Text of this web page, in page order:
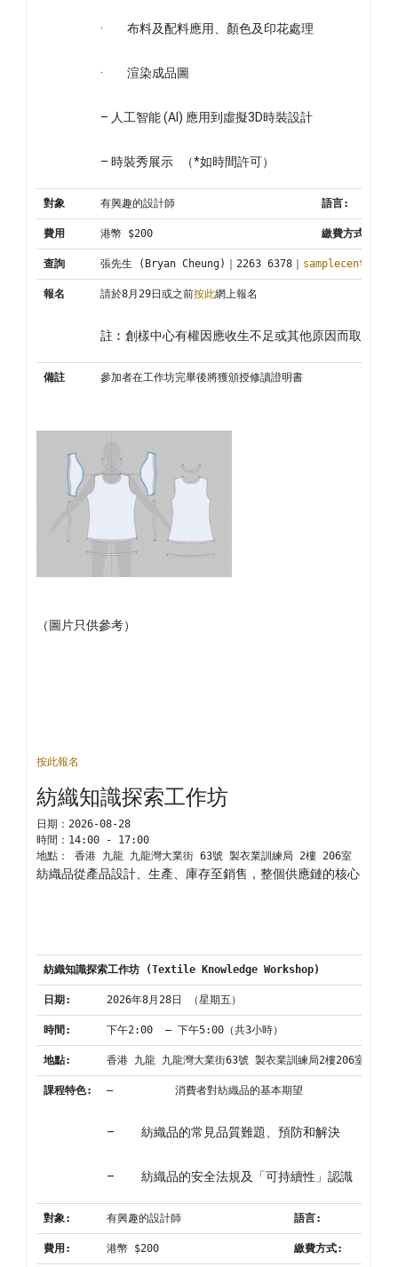
·         布料及配料應用、顏色及印花處理
·         渲染成品圖
– 人工智能 (AI) 應用到虛擬3D時裝設計
– 時裝秀展示   （*如時間許可）
對象 有興趣的設計師 語言:
費用 港幣 $200 繳費方式:
查詢 張先生 (Bryan Cheung)｜2263 6378｜
報名 請於8月29日或之前按此網上報名
註︰創樣中心有權因應收生不足或其他原因而取消工
備註 參加者在工作坊完畢後將獲頒授修讀證明書
（圖片只供參考）
按此報名
紡織知識探索工作坊
日期： 2026-08-28
時間： 14:00 - 17:00
地點： 香港 九龍 九龍灣大業街 63號 製衣業訓練局 2樓 206室
紡織品從產品設計、生產、庫存至銷售，整個供應鏈的核心目標
紡織知識探索工作坊 (Textile Knowledge Workshop)
日期 : 2026年8月28日 （星期五）
時間 : 下午2:00  – 下午5:00（共3小時）
地點: 香港 九龍 九龍灣大業街63號 製衣業訓練局2樓206室
課程特色: –          消費者對紡織品的基本期望
–          紡織品的常見品質難題、預防和解決
–          紡織品的安全法規及「可持續性」認識
對象: 有興趣的設計師 語言:
費用 : 港幣 $200 繳費方式: